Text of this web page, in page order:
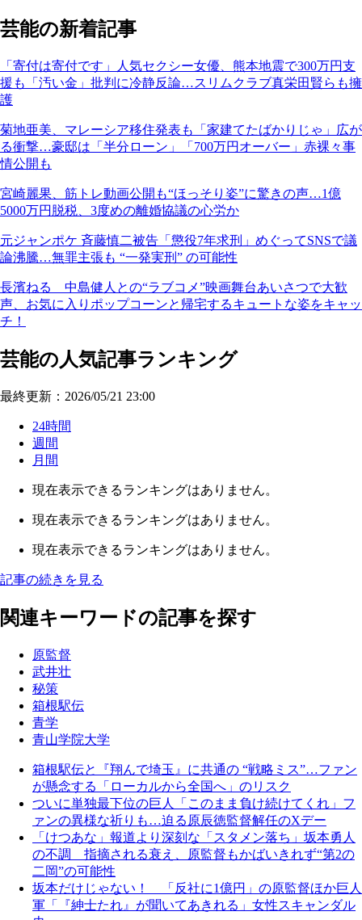
芸能の新着記事
「寄付は寄付です」人気セクシー女優、熊本地震で300万円支
援も「汚い金」批判に冷静反論…スリムクラブ真栄田賢らも擁
護
菊地亜美、マレーシア移住発表も「家建てたばかりじゃ」広が
る衝撃…豪邸は「半分ローン」「700万円オーバー」赤裸々事
情公開も
宮崎麗果、筋トレ動画公開も“ほっそり姿”に驚きの声…1億
5000万円脱税、3度めの離婚協議の心労か
元ジャンポケ 斉藤慎二被告「懲役7年求刑」めぐってSNSで議
論沸騰…無罪主張も “一発実刑” の可能性
長濱ねる 中島健人との“ラブコメ”映画舞台あいさつで大歓
声、お気に入りポップコーンと帰宅するキュートな姿をキャッ
チ！
芸能の人気記事ランキング
最終更新：2026/05/21 23:00
24時間
週間
月間
現在表示できるランキングはありません。
現在表示できるランキングはありません。
現在表示できるランキングはありません。
記事の続きを見る
関連キーワードの記事を探す
原監督
武井壮
秘策
箱根駅伝
青学
青山学院大学
箱根駅伝と『翔んで埼玉』に共通の “戦略ミス”…ファン
が懸念する「ローカルから全国へ」のリスク
ついに単独最下位の巨人「このまま負け続けてくれ」フ
ァンの異様な祈りも…迫る原辰徳監督解任のXデー
「けつあな」報道より深刻な「スタメン落ち」坂本勇人
の不調 指摘される衰え、原監督もかばいきれず“第2の
二岡”の可能性
坂本だけじゃない！ 「反社に1億円」の原監督ほか巨人
軍「『紳士たれ』が聞いてあきれる」女性スキャンダル